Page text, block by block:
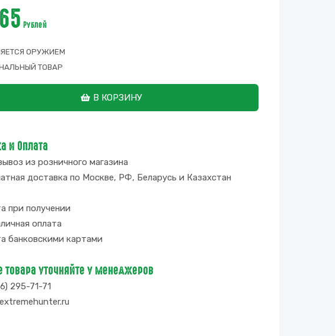
Рублей
ОРУЖИЕМ
ТОВАР
В КОРЗИНУ
и Оплата
из розничного магазина
доставка по Москве, РФ, Беларусь и Казахстан
при получении
оплата
банковскими картами
товара уточняйте у менеджеров
295-71-71